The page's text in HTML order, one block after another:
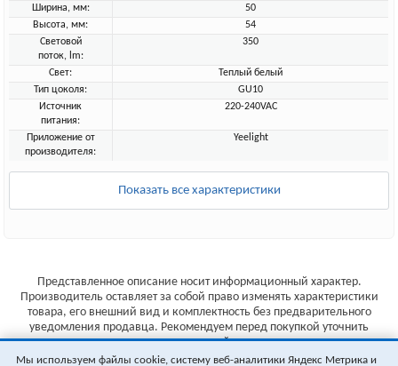
Ширина, мм:
50
Высота, мм:
54
Световой
поток, lm:
350
Свет:
Теплый белый
Тип цоколя:
GU10
Источник
питания:
220-240VAC
Приложение от
производителя:
Yeelight
Показать все характеристики
Представленное описание носит информационный характер.
Производитель оставляет за собой право изменять характеристики
товара, его внешний вид и комплектность без предварительного
уведомления продавца. Рекомендуем перед покупкой уточнить
характеристики товара на сайте производителя.
Мы используем файлы cookie, систему веб-аналитики Яндекс Метрика и